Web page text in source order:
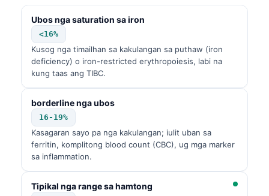
Ubos nga saturation sa iron
<16%
Kusog nga timailhan sa kakulangan sa puthaw (iron
deficiency) o iron-restricted erythropoiesis, labi na
kung taas ang TIBC.
borderline nga ubos
16-19%
Kasagaran sayo pa nga kakulangan; iulit uban sa
ferritin, komplitong blood count (CBC), ug mga marker
sa inflammation.
Tipikal nga range sa hamtong